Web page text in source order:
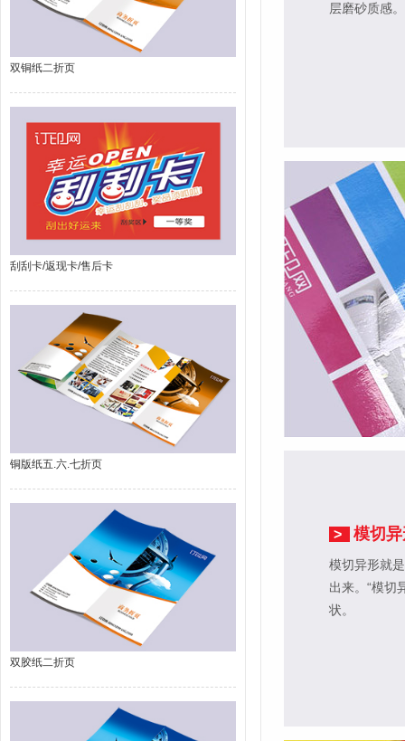
双铜纸二折页
刮刮卡/返现卡/售后卡
铜版纸五.六.七折页
双胶纸二折页
层磨砂质感
> 模切
模切异形就
出来。“模切
状。